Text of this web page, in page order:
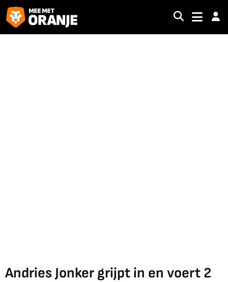
Andries Jonker grijpt in en voert 2